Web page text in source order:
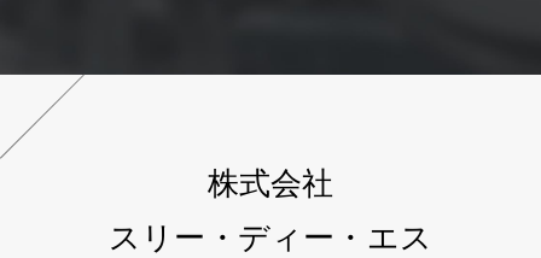
株式会社
スリー・ディー・エス